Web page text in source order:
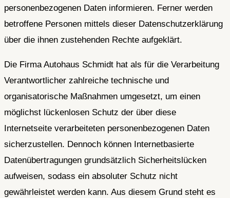
personenbezogenen Daten informieren. Ferner werden
betroffene Personen mittels dieser Datenschutzerklärung
über die ihnen zustehenden Rechte aufgeklärt.
Die Firma Autohaus Schmidt hat als für die Verarbeitung
Verantwortlicher zahlreiche technische und
organisatorische Maßnahmen umgesetzt, um einen
möglichst lückenlosen Schutz der über diese
Internetseite verarbeiteten personenbezogenen Daten
sicherzustellen. Dennoch können Internetbasierte
Datenübertragungen grundsätzlich Sicherheitslücken
aufweisen, sodass ein absoluter Schutz nicht
gewährleistet werden kann. Aus diesem Grund steht es